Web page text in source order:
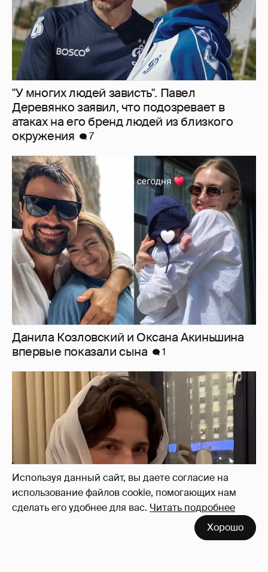
Используя данный сайт, вы даете согласие на
использование файлов cookie, помогающих нам
сделать его удобнее для вас. Читать подробнее
Хорошо
Данила Козловский и Оксана Акиньшина
впервые показали сына
1
"Деревянное лицо". Лиза Моряк высмеяла
хейтеров
10